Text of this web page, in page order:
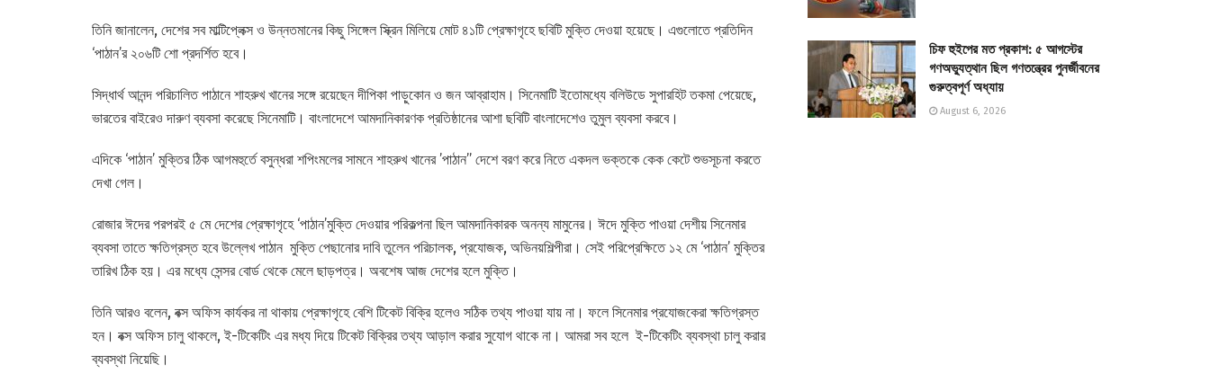
তিনি জানালেন, দেশের সব মাল্টিপ্লেক্স ও উন্নতমানের কিছু সিঙ্গেল স্ক্রিন মিলিয়ে মোট ৪১টি প্রেক্ষাগৃহে ছবিটি মুক্তি দেওয়া হয়েছে। এগুলোতে প্রতিদিন
‘পাঠান’র ২০৬টি শো প্রদর্শিত হবে।
সিদ্ধার্থ আনন্দ পরিচালিত পাঠানে শাহরুখ খানের সঙ্গে রয়েছেন দীপিকা পাড়ুকোন ও জন আব্রাহাম। সিনেমাটি ইতোমধ্যে বলিউডে সুপারহিট তকমা পেয়েছে,
ভারতের বাইরেও দারুণ ব্যবসা করেছে সিনেমাটি। বাংলাদেশে আমদানিকারণক প্রতিষ্ঠানের আশা ছবিটি বাংলাদেশেও তুমুল ব্যবসা করবে।
এদিকে ‘পাঠান’ মুক্তির ঠিক আগমহুর্তে বসুন্ধরা শপিংমলের সামনে শাহরুখ খানের ’পাঠান’’ দেশে বরণ করে নিতে একদল ভক্তকে কেক কেটে শুভসূচনা করতে
দেখা গেল।
রোজার ঈদের পরপরই ৫ মে দেশের প্রেক্ষাগৃহে ‘পাঠান’মুক্তি দেওয়ার পরিকল্পনা ছিল আমদানিকারক অনন্য মামুনের। ঈদে মুক্তি পাওয়া দেশীয় সিনেমার
ব্যবসা তাতে ক্ষতিগ্রস্ত হবে উল্লেখ পাঠান মুক্তি পেছানোর দাবি তুলেন পরিচালক, প্রযোজক, অভিনয়শিল্পীরা। সেই পরিপ্রেক্ষিতে ১২ মে ‘পাঠান’ মুক্তির
তারিখ ঠিক হয়। এর মধ্যে সেন্সর বোর্ড থেকে মেলে ছাড়পত্র। অবশেষ আজ দেশের হলে মুক্তি।
তিনি আরও বলেন, বক্স অফিস কার্যকর না থাকায় প্রেক্ষাগৃহে বেশি টিকেট বিক্রি হলেও সঠিক তথ্য পাওয়া যায় না। ফলে সিনেমার প্রযোজকেরা ক্ষতিগ্রস্ত
হন। বক্স অফিস চালু থাকলে, ই-টিকেটিং এর মধ্য দিয়ে টিকেট বিক্রির তথ্য আড়াল করার সুযোগ থাকে না। আমরা সব হলে ই-টিকেটিং ব্যবস্থা চালু করার
ব্যবস্থা নিয়েছি।
চিফ হুইপের মত প্রকাশ: ৫ আগস্টের
গণঅভ্যুত্থান ছিল গণতন্ত্রের পুনর্জীবনের
গুরুত্বপূর্ণ অধ্যায়
August 6, 2026